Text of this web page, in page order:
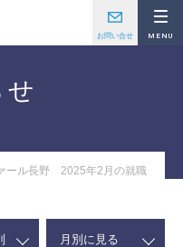
せ
ール長野 2025年2月の就職